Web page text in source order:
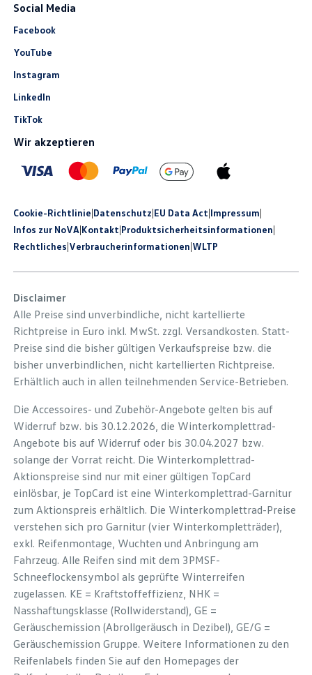
Social Media
Facebook
YouTube
Instagram
LinkedIn
TikTok
Wir akzeptieren
Cookie-Richtlinie|Datenschutz|EU Data Act|Impressum|
Infos zur NoVA|Kontakt|Produkt­sicherheits­informationen|
Rechtliches|Verbraucherinformationen|WLTP
Disclaimer
Alle Preise sind unverbindliche, nicht kartellierte
Richtpreise in Euro inkl. MwSt. zzgl. Versandkosten. Statt-
Preise sind die bisher gültigen Verkaufspreise bzw. die
bisher unverbindlichen, nicht kartellierten Richtpreise.
Erhältlich auch in allen teilnehmenden Service-Betrieben.
Die Accessoires- und Zubehör-Angebote gelten bis auf
Widerruf bzw. bis 30.12.2026, die Winterkomplettrad-
Angebote bis auf Widerruf oder bis 30.04.2027 bzw.
solange der Vorrat reicht. Die Winterkomplettrad-
Aktionspreise sind nur mit einer gültigen TopCard
einlösbar, je TopCard ist eine Winterkomplettrad-Garnitur
zum Aktionspreis erhältlich. Die Winterkomplettrad-Preise
verstehen sich pro Garnitur (vier Winterkompletträder),
exkl. Reifenmontage, Wuchten und Anbringung am
Fahrzeug. Alle Reifen sind mit dem 3PMSF-
Schneeflockensymbol als geprüfte Winterreifen
zugelassen. KE = Kraftstoffeffizienz, NHK =
Nasshaftungsklasse (Rollwiderstand), GE =
Geräuschemission (Abrollgeräusch in Dezibel), GE/G =
Geräuschemission Gruppe. Weitere Informationen zu den
Reifenlabels finden Sie auf den Homepages der